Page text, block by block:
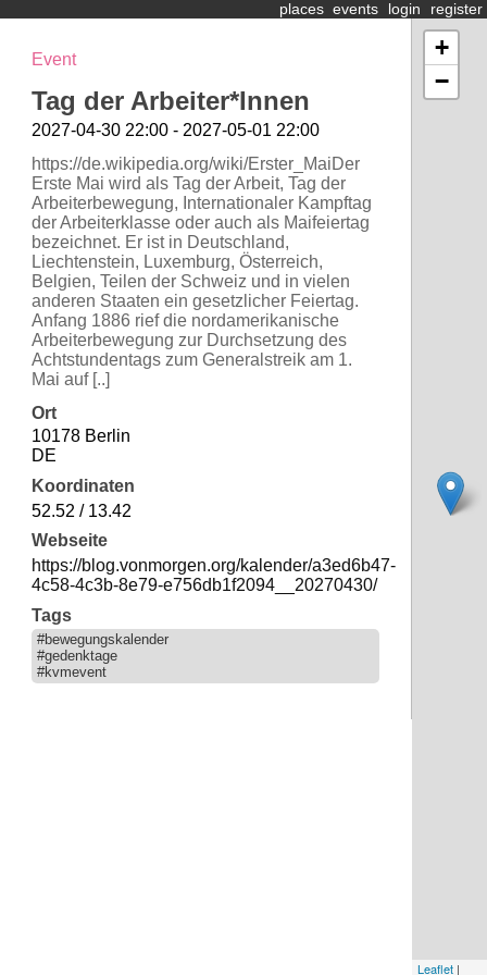
places events login register
Event
Tag der Arbeiter*Innen
2027-04-30 22:00 - 2027-05-01 22:00
https://de.wikipedia.org/wiki/Erster_MaiDer
Erste Mai wird als Tag der Arbeit, Tag der
Arbeiterbewegung, Internationaler Kampftag
der Arbeiterklasse oder auch als Maifeiertag
bezeichnet. Er ist in Deutschland,
Liechtenstein, Luxemburg, Österreich,
Belgien, Teilen der Schweiz und in vielen
anderen Staaten ein gesetzlicher Feiertag.
Anfang 1886 rief die nordamerikanische
Arbeiterbewegung zur Durchsetzung des
Achtstundentags zum Generalstreik am 1.
Mai auf [..]
Ort
10178 Berlin
DE
Koordinaten
52.52 / 13.42
Webseite
https://blog.vonmorgen.org/kalender/a3ed6b47-
4c58-4c3b-8e79-e756db1f2094__20270430/
Tags
#bewegungskalender
#gedenktage
#kvmevent
+
−
Leaflet|